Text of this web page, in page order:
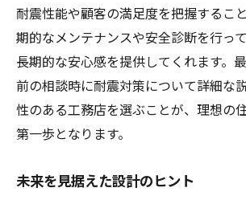
耐震性能や顧客の満足度を把握するこ
期的なメンテナンスや安全診断を行っ
長期的な安心感を提供してくれます。
前の相談時に耐震対策について詳細な
性のある工務店を選ぶことが、理想の
第一歩となります。
未来を見据えた設計のヒント